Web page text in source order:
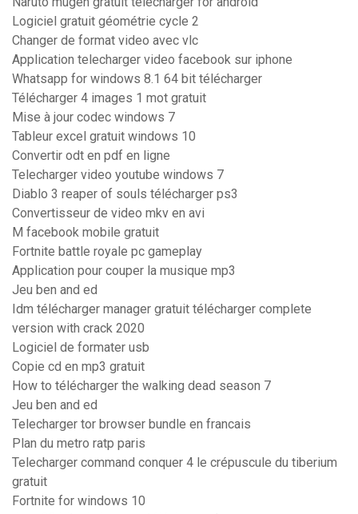
Logiciel gratuit géométrie cycle 2
Changer de format video avec vlc
Application telecharger video facebook sur iphone
Whatsapp for windows 8.1 64 bit télécharger
Télécharger 4 images 1 mot gratuit
Mise à jour codec windows 7
Tableur excel gratuit windows 10
Convertir odt en pdf en ligne
Telecharger video youtube windows 7
Diablo 3 reaper of souls télécharger ps3
Convertisseur de video mkv en avi
M facebook mobile gratuit
Fortnite battle royale pc gameplay
Application pour couper la musique mp3
Jeu ben and ed
Idm télécharger manager gratuit télécharger complete
version with crack 2020
Logiciel de formater usb
Copie cd en mp3 gratuit
How to télécharger the walking dead season 7
Jeu ben and ed
Telecharger tor browser bundle en francais
Plan du metro ratp paris
Telecharger command conquer 4 le crépuscule du tiberium
gratuit
Fortnite for windows 10